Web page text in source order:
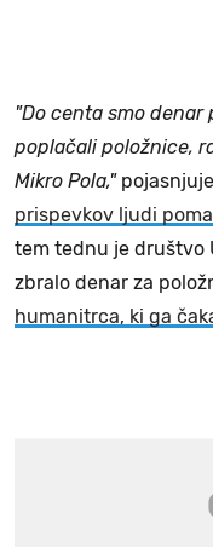
"Do centa smo denar
poplačali položnice,
Mikro Pola,"
prispevkov ljudi
tem tednu je društvo
zbralo denar za
humanitrca, ki ga